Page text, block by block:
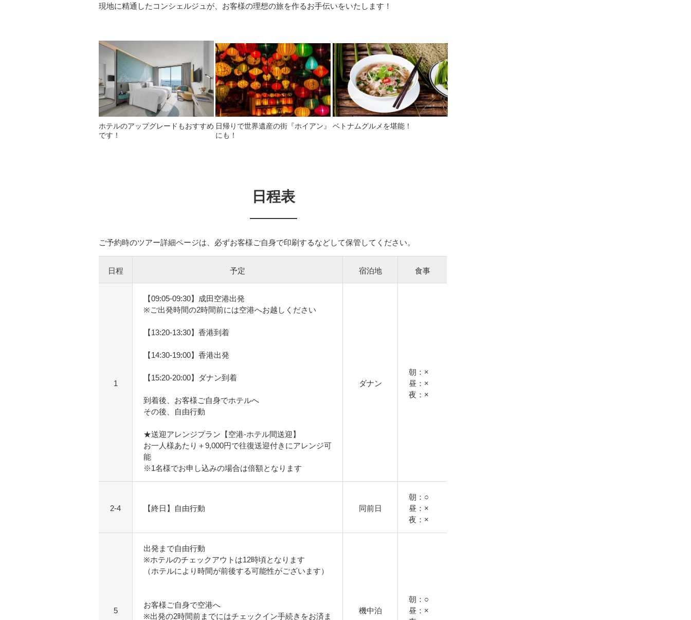
現地に精通したコンシェルジュが、お客様の理想の旅を作るお手伝いをいたします！
ホテルのアップグレードもおすすめ
です！
日帰りで世界遺産の街『ホイアン』
にも！
ベトナムグルメを堪能！
日程表
ご予約時のツアー詳細ページは、必ずお客様ご自身で印刷するなどして保管してください。
日程 予定 宿泊地 食事
1
【09:05-09:30】成田空港出発
※ご出発時間の2時間前には空港へお越しください
【13:20-13:30】香港到着
【14:30-19:00】香港出発
【15:20-20:00】ダナン到着
到着後、お客様ご自身でホテルへ
その後、自由行動
★送迎アレンジプラン【空港-ホテル間送迎】
お一人様あたり＋9,000円で往復送迎付きにアレンジ可
能
※1名様でお申し込みの場合は倍額となります
ダナン
朝：×
昼：×
夜：×
2-4 【終日】自由行動 同前日
朝：○
昼：×
夜：×
5
出発まで自由行動
※ホテルのチェックアウトは12時頃となります
（ホテルにより時間が前後する可能性がございます）
お客様ご自身で空港へ
※出発の2時間前までにはチェックイン手続きをお済ま
機中泊
朝：○
昼：×